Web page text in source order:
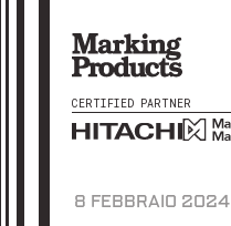
CERTIFIED PARTNER
8 FEBBRAIO 2024